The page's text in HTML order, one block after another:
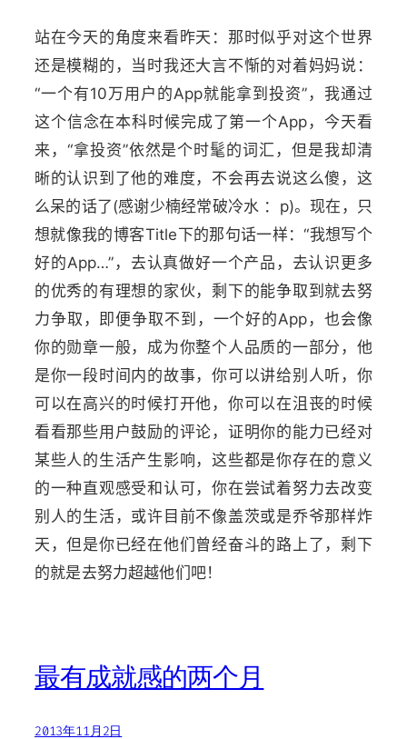
站在今天的角度来看昨天：那时似乎对这个世界
还是模糊的，当时我还大言不惭的对着妈妈说：
“一个有10万用户的App就能拿到投资”，我通过
这个信念在本科时候完成了第一个App，今天看
来，“拿投资”依然是个时髦的词汇，但是我却清
晰的认识到了他的难度，不会再去说这么傻，这
么呆的话了(感谢少楠经常破冷水 ：p)。现在，只
想就像我的博客Title下的那句话一样：“我想写个
好的App…”，去认真做好一个产品，去认识更多
的优秀的有理想的家伙，剩下的能争取到就去努
力争取，即便争取不到，一个好的App，也会像
你的勋章一般，成为你整个人品质的一部分，他
是你一段时间内的故事，你可以讲给别人听，你
可以在高兴的时候打开他，你可以在沮丧的时候
看看那些用户鼓励的评论，证明你的能力已经对
某些人的生活产生影响，这些都是你存在的意义
的一种直观感受和认可，你在尝试着努力去改变
别人的生活，或许目前不像盖茨或是乔爷那样炸
天，但是你已经在他们曾经奋斗的路上了，剩下
的就是去努力超越他们吧！
最有成就感的两个月
2013年11月2日